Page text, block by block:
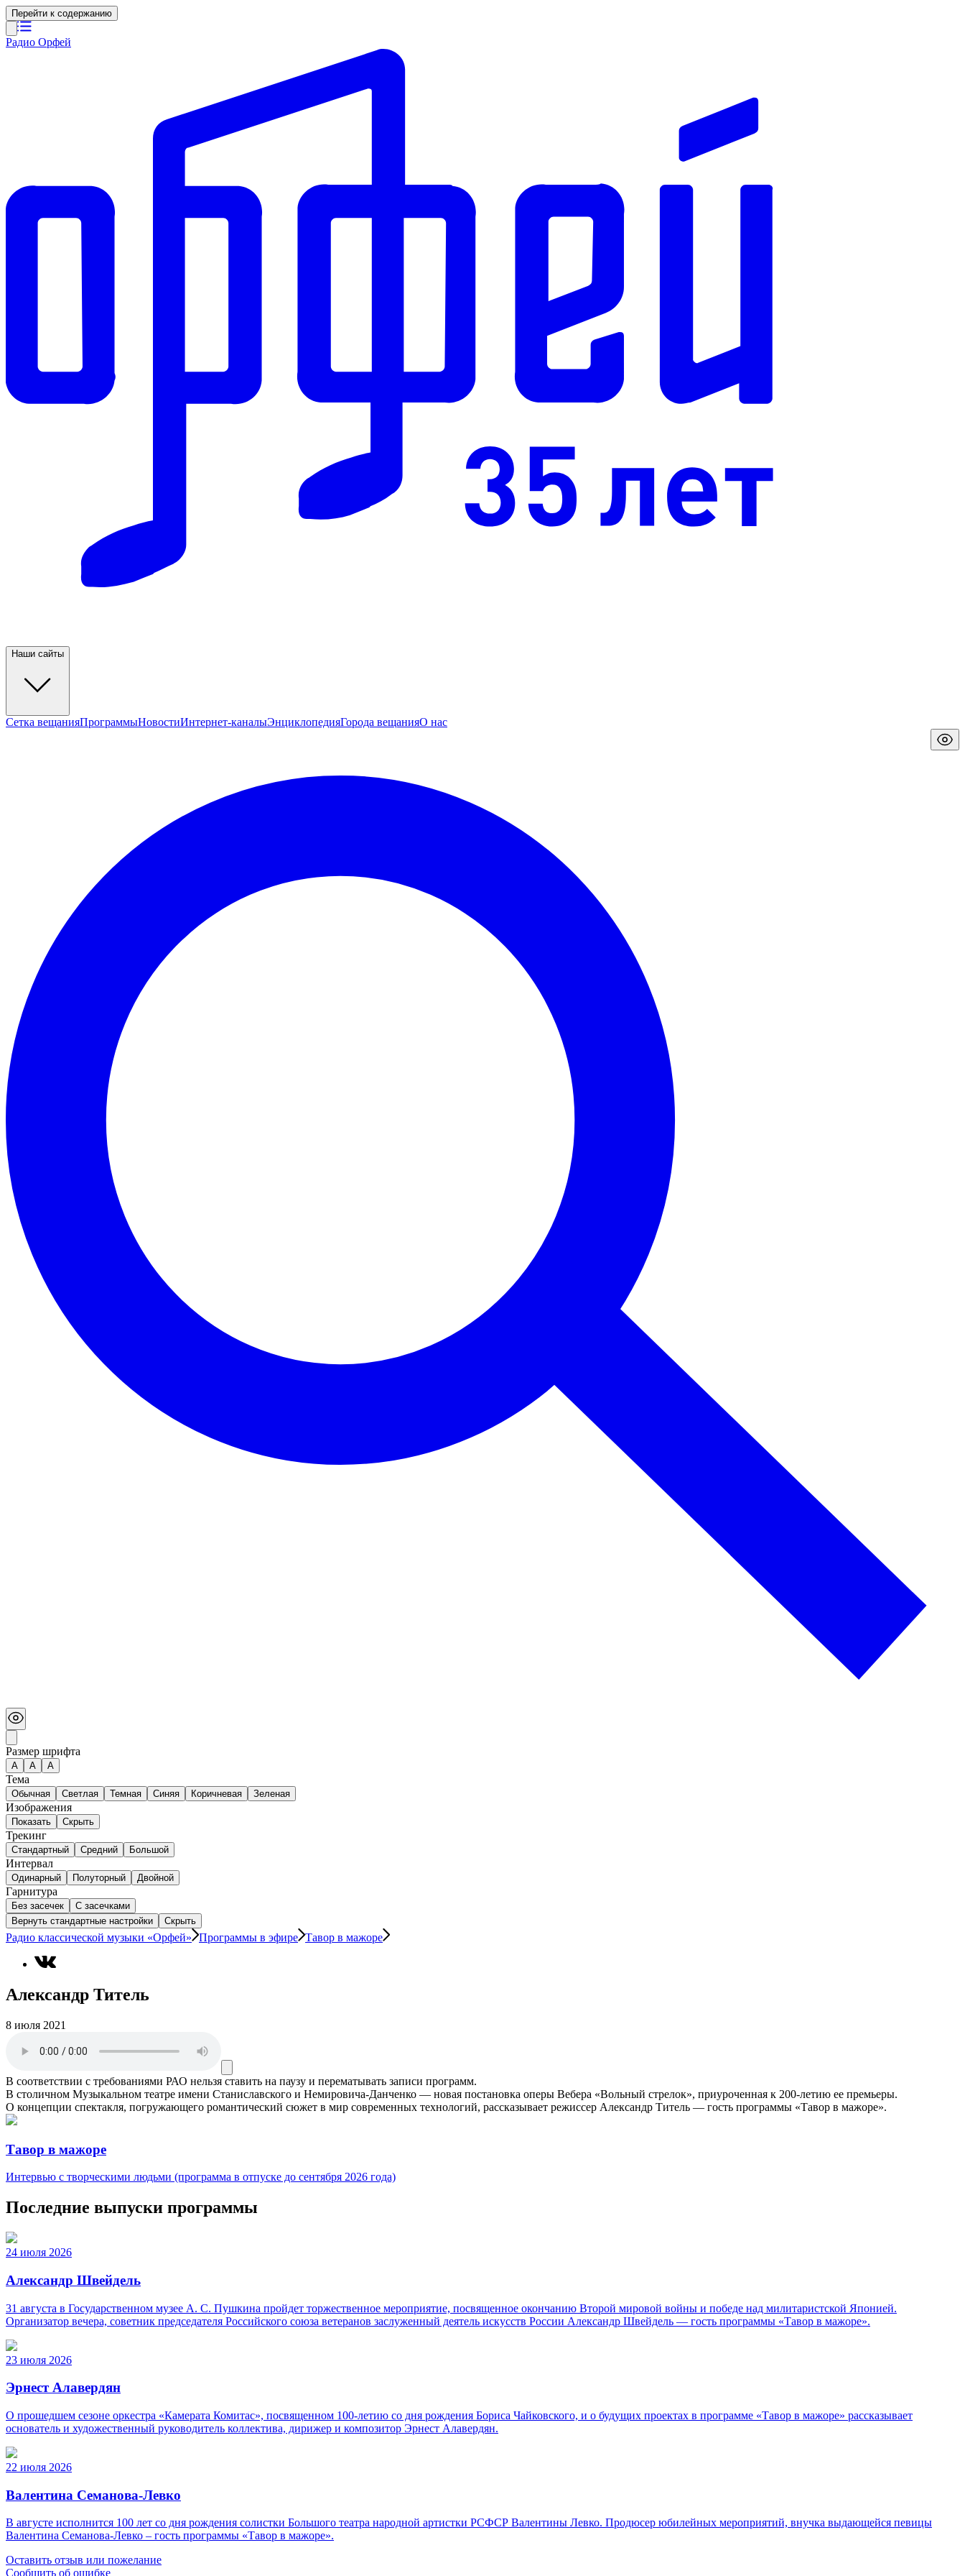
Перейти к содержанию
Радио Орфей
Наши сайты
Сетка вещанияПрограммыНовостиИнтернет-каналыЭнциклопедияГорода вещанияО нас
Размер шрифта
А A A
Тема
Обычная Светлая Темная Синяя Коричневая Зеленая
Изображения
Показать Скрыть
Трекинг
Стандартный Средний Большой
Интервал
Одинарный Полуторный Двойной
Гарнитура
Без засечек
С засечками
Вернуть стандартные настройки
Скрыть
Радио классической музыки «Орфей» Программы в эфире Тавор в мажоре
Александр Титель
8 июля 2021
В соответствии с требованиями РАО нельзя ставить на паузу и перематывать записи программ.
В столичном Музыкальном театре имени Станиславского и Немировича-Данченко — новая постановка оперы Вебера «Вольный стрелок», приуроченная к 200-летию ее премьеры.
О концепции спектакля, погружающего романтический сюжет в мир современных технологий, рассказывает режиссер Александр Титель — гость программы «Тавор в мажоре».
Тавор в мажоре
Интервью с творческими людьми (программа в отпуске до сентября 2026 года)
Последние выпуски программы
24 июля 2026
Александр Швейдель
31 августа в Государственном музее А. С. Пушкина пройдет торжественное мероприятие, посвященное окончанию Второй мировой войны и победе над милитаристской Японией.
Организатор вечера, советник председателя Российского союза ветеранов заслуженный деятель искусств России Александр Швейдель — гость программы «Тавор в мажоре».
23 июля 2026
Эрнест Алавердян
О прошедшем сезоне оркестра «Камерата Комитас», посвященном 100-летию со дня рождения Бориса Чайковского, и о будущих проектах в программе «Тавор в мажоре» рассказывает
основатель и художественный руководитель коллектива, дирижер и композитор Эрнест Алавердян.
22 июля 2026
Валентина Семанова-Левко
В августе исполнится 100 лет со дня рождения солистки Большого театра народной артистки РСФСР Валентины Левко. Продюсер юбилейных мероприятий, внучка выдающейся певицы
Валентина Семанова-Левко – гость программы «Тавор в мажоре».
Оставить отзыв или пожелание
Сообщить об ошибке